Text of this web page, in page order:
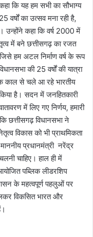
कि यह हम सभी का सौभाग्य
वर्षों का उत्सव मना रही है,
उन्होंने कहा कि वर्ष 2000 में
में बने छत्तीसगढ़ का रजत
हम अटल निर्माण वर्ष के रूप
की 25 वर्षों की यात्रा
काल से चले आ रहे भारतीय
है। सदन में जनहितकारी
में लिए गए निर्णय, हमारी
छत्तीसगढ़ विधानसभा ने
विकास को भी प्राथमिकता
प्रधानमंत्री नरेंद्र
चाहिए। हाल ही में
पब्लिक लीडरशिप
के महत्वपूर्ण पहलुओं पर
विकसित भारत और